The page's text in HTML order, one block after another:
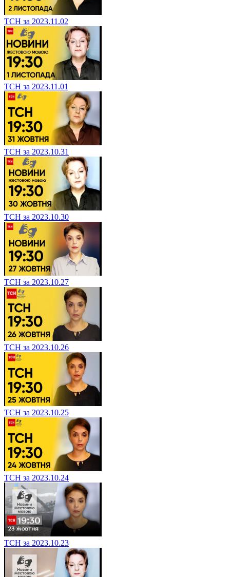
ТСН за 2023.11.02
ТСН за 2023.11.01
ТСН за 2023.10.31
ТСН за 2023.10.30
ТСН за 2023.10.27
ТСН за 2023.10.26
ТСН за 2023.10.25
ТСН за 2023.10.24
ТСН за 2023.10.23